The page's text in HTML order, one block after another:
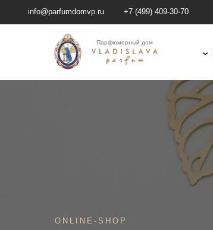
+7 (499) 409-30-70
info@parfumdomvp.ru
❯
Парфюмерный дом
ONLINE-SHOP